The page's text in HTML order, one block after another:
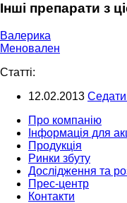
Інші препарати з
Валерика
Меновален
Cтатті:
12.02.2013
Про компанію
Інформація для
Продукція
Ринки збуту
Дослідження та
Прес-центр
Контакти